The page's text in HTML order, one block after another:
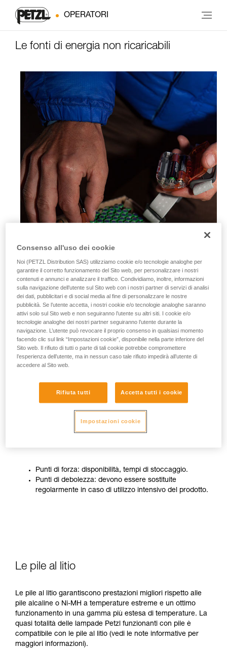
OPERATORI
Le fonti di energia non ricaricabili
Le pile alcaline
Molto diffuse e disponibili in tutto il mondo, le pile alcaline
hanno prestazioni molto più elevate delle pile normali. Inoltre
si adattano bene alla maggior parte dei dispositivi elettrici
Punti di forza: disponibilità, tempi di stoccaggio.
Punti di debolezza: devono essere sostituite
regolarmente in caso di utilizzo intensivo del prodotto.
Le pile al litio
Le pile al litio garantiscono prestazioni migliori rispetto alle
pile alcaline o Ni-MH a temperature estreme e un ottimo
funzionamento in una gamma più estesa di temperature. La
quasi totalità delle lampade Petzl funzionanti con pile è
compatibile con le pile al litio (vedi le note informative per
maggiori informazioni).
Consenso all'uso dei cookie
Noi (PETZL Distribution SAS) utilizziamo cookie e/o tecnologie analoghe per
garantire il corretto funzionamento del Sito web, per personalizzare i nostri
contenuti e annunci e analizzare il traffico. Condividiamo, inoltre, informazioni
sulla navigazione dell’utente sul Sito web con i nostri partner di servizi di analisi
dei dati, pubblicitari e di social media al fine di personalizzare le nostre
pubblicità. Se l’utente accetta, i nostri cookie e/o tecnologie analoghe saranno
attivi solo sul Sito web e non seguiranno l’utente su altri siti. I cookie e/o
tecnologie analoghe dei nostri partner seguiranno l’utente durante la
navigazione. L’utente può revocare il proprio consenso in qualsiasi momento
facendo clic sul link “Impostazioni cookie”, disponibile nella parte inferiore del
Sito web. Il rifiuto di tutti o parte di tali cookie potrebbe compromettere
l’esperienza dell’utente, ma in nessun caso tale rifiuto impedirà all’utente di
accedere al Sito web.
Rifiuta tutti Accetta tutti i cookie
Impostazioni cookie